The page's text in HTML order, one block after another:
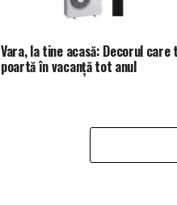
Vara, la tine acasă: Decorul care
poartă în vacanță tot anul